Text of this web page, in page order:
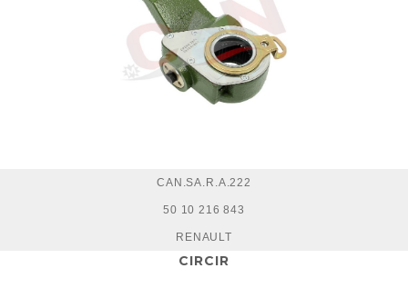
CAN.SA.R.A.222
50 10 216 843
RENAULT
CIRCIR